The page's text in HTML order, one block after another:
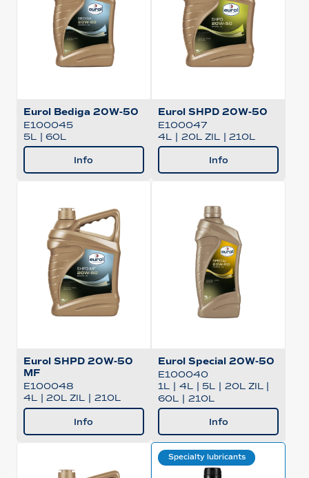
Eurol Bediga 20W-50
E100045
5L | 60L
Info
Eurol SHPD 20W-50
E100047
4L | 20L ZIL | 210L
Info
Eurol SHPD 20W-50
MF
E100048
4L | 20L ZIL | 210L
Info
Eurol Special 20W-50
E100040
1L | 4L | 5L | 20L ZIL |
60L | 210L
Info
Specialty lubricants